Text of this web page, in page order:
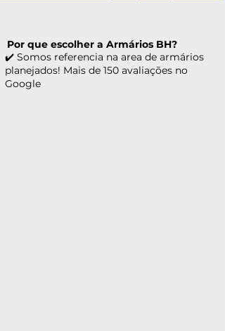
✔️ Somos referencia na area de armários
planejados! Mais de 150 avaliações no
Google
Por que escolher a Armários BH?